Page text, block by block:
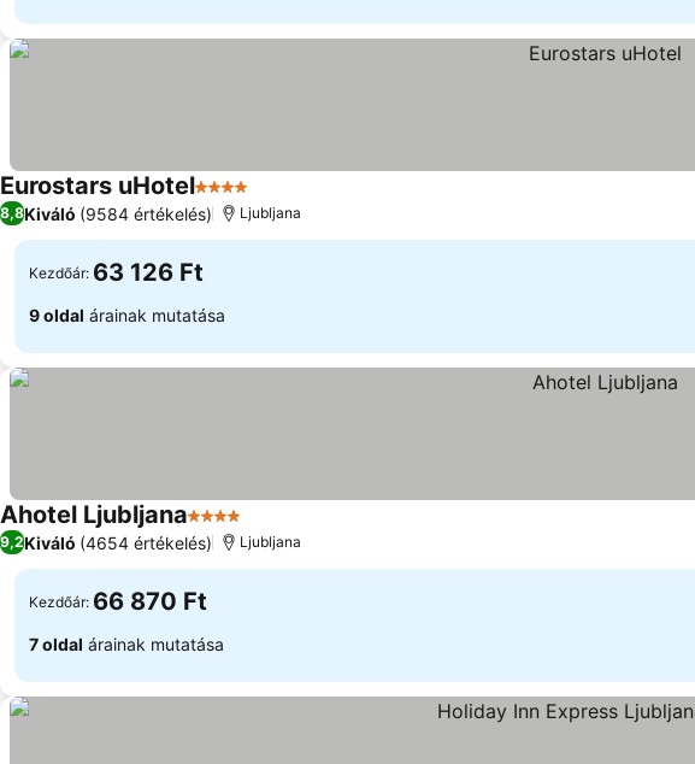
Eurostars uHotel4 Kategória
8,8Kiváló (9584 értékelés) Ljubljana
Kezdőár: 63 126 Ft
9 oldal árainak mutatása
Ahotel Ljubljana4 Kategória
9,2Kiváló (4654 értékelés) Ljubljana
Kezdőár: 66 870 Ft
7 oldal árainak mutatása